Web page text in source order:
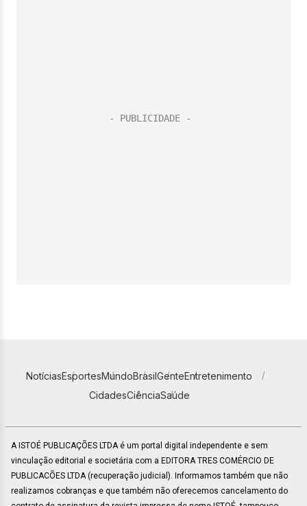
NotíciasEsportesMundoBrasilGenteEntretenimento
CidadesCiênciaSaúde
A ISTOÉ PUBLICAÇÕES LTDA é um portal digital independente e sem
vinculação editorial e societária com a EDITORA TRES COMÉRCIO DE
PUBLICACÕES LTDA (recuperação judicial). Informamos também que não
realizamos cobranças e que também não oferecemos cancelamento do